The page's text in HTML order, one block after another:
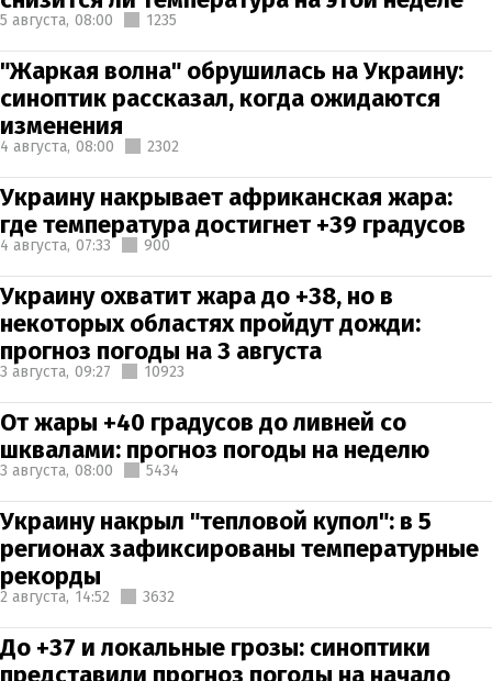
5 августа, 08:00 1235
"Жаркая волна" обрушилась на Украину:
синоптик рассказал, когда ожидаются
изменения
4 августа, 08:00 2302
Украину накрывает африканская жара:
где температура достигнет +39 градусов
4 августа, 07:33 900
Украину охватит жара до +38, но в
некоторых областях пройдут дожди:
прогноз погоды на 3 августа
3 августа, 09:27 10923
От жары +40 градусов до ливней со
шквалами: прогноз погоды на неделю
3 августа, 08:00 5434
Украину накрыл "тепловой купол": в 5
регионах зафиксированы температурные
рекорды
2 августа, 14:52 3632
До +37 и локальные грозы: синоптики
представили прогноз погоды на начало